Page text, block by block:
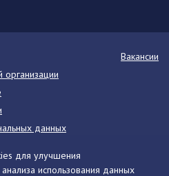
для улучшения
использования данных
Вакансии
данных